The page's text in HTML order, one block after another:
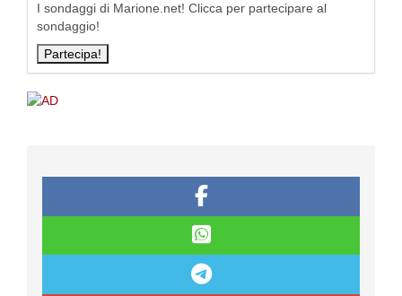
I sondaggi di Marione.net! Clicca per partecipare al
sondaggio!